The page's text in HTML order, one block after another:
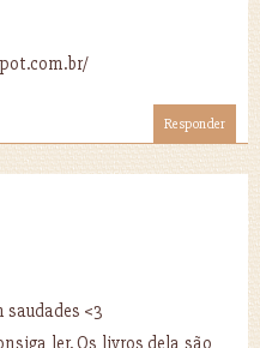
Responder
saudades <3
ler. Os livros dela são